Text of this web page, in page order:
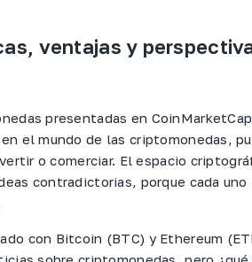
ventajas y
presentadas en
el mundo de las criptomonedas,
o comerciar. El espacio
contradictorias, porque cada
con Bitcoin (BTC) y Ethereum